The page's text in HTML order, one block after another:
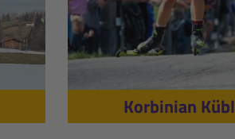
Korbinian